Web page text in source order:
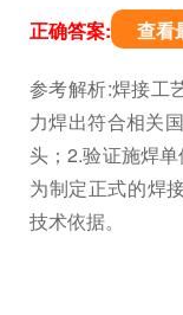
正确答案: 查看
参考解析:焊接工
力焊出符合相关
头；2.验证施焊
为制定正式的焊
技术依据。